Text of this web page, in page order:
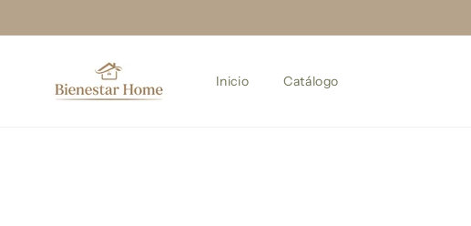
al contenido
Inicio Catálogo